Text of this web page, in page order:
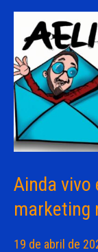
Ainda vivo
marketing
19 de abril de